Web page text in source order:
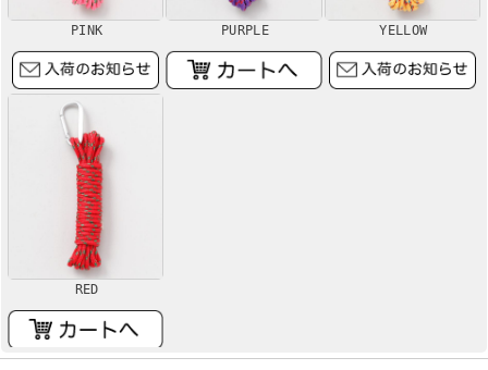
PINK PURPLE YELLOW
RED